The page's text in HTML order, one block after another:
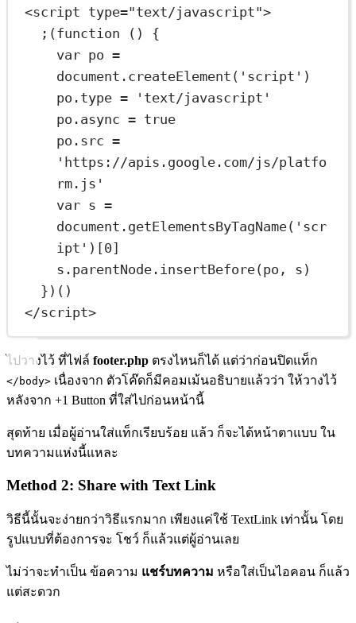
<script type="text/javascript">
;(function () {
var po =
document. createElement ( 'script' )
po.type =
'text/javascript'
po.async = true
po.src =
'https://apis.google.com/js/platfo
rm.js'
var s =
document. getElementsByTagName( 'scr
ipt' )[0]
s.parentNode. insertBefore(po, s)
})()
</script>
ไปวางไว้ ที่ไฟล์ footer.php ตรงไหนก็ได้ แต่ว่าก่อนปิดแท็ก
</body> เนื่องจาก ตัวโค๊ดก็มีคอมเม้นอธิบายแล้วว่า ให้วางไว้
หลังจาก +1 Button ที่ใส่ไปก่อนหน้านี้
สุดท้าย เมื่อผู้อ่านใส่แท็กเรียบร้อย แล้ว ก็จะได้หน้าตาแบบ ใน
บทความแห่งนี้แหละ
Method 2: Share with Text Link
วิธีนี้นั้นจะง่ายกว่าวิธีแรกมาก เพียงแค่ใช้ TextLink เท่านั้น โดย
รูปแบบที่ต้องการจะ โชว์ ก็แล้วแต่ผู้อ่านเลย
ไม่ว่าจะทำเป็น ข้อความ แชร์บทความ หรือใส่เป็นไอคอน ก็แล้ว
แต่สะดวก